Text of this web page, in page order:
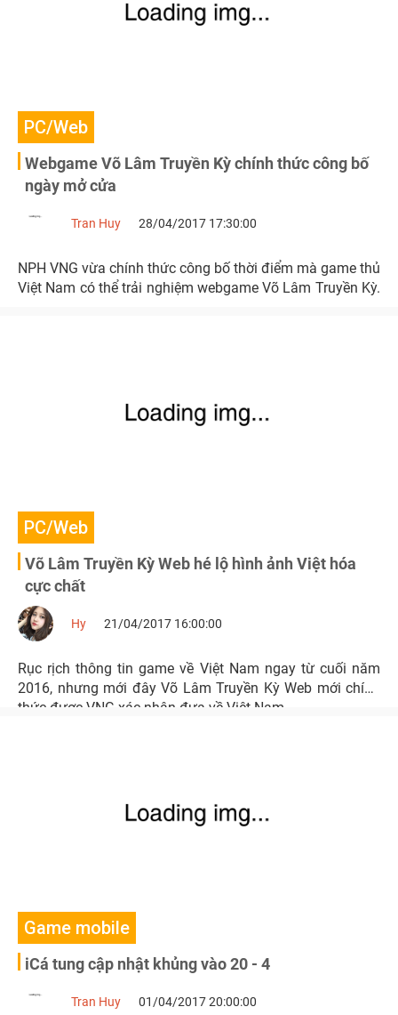
PC/Web
Webgame Võ Lâm Truyền Kỳ chính thức công bố
ngày mở cửa
Tran Huy 28/04/2017 17:30:00
NPH VNG vừa chính thức công bố thời điểm mà game thủ
Việt Nam có thể trải nghiệm webgame Võ Lâm Truyền Kỳ.
PC/Web
Võ Lâm Truyền Kỳ Web hé lộ hình ảnh Việt hóa
cực chất
Hy 21/04/2017 16:00:00
Rục rịch thông tin game về Việt Nam ngay từ cuối năm
2016, nhưng mới đây Võ Lâm Truyền Kỳ Web mới chính
thức được VNG xác nhận đưa về Việt Nam.
Game mobile
iCá tung cập nhật khủng vào 20 - 4
Tran Huy 01/04/2017 20:00:00